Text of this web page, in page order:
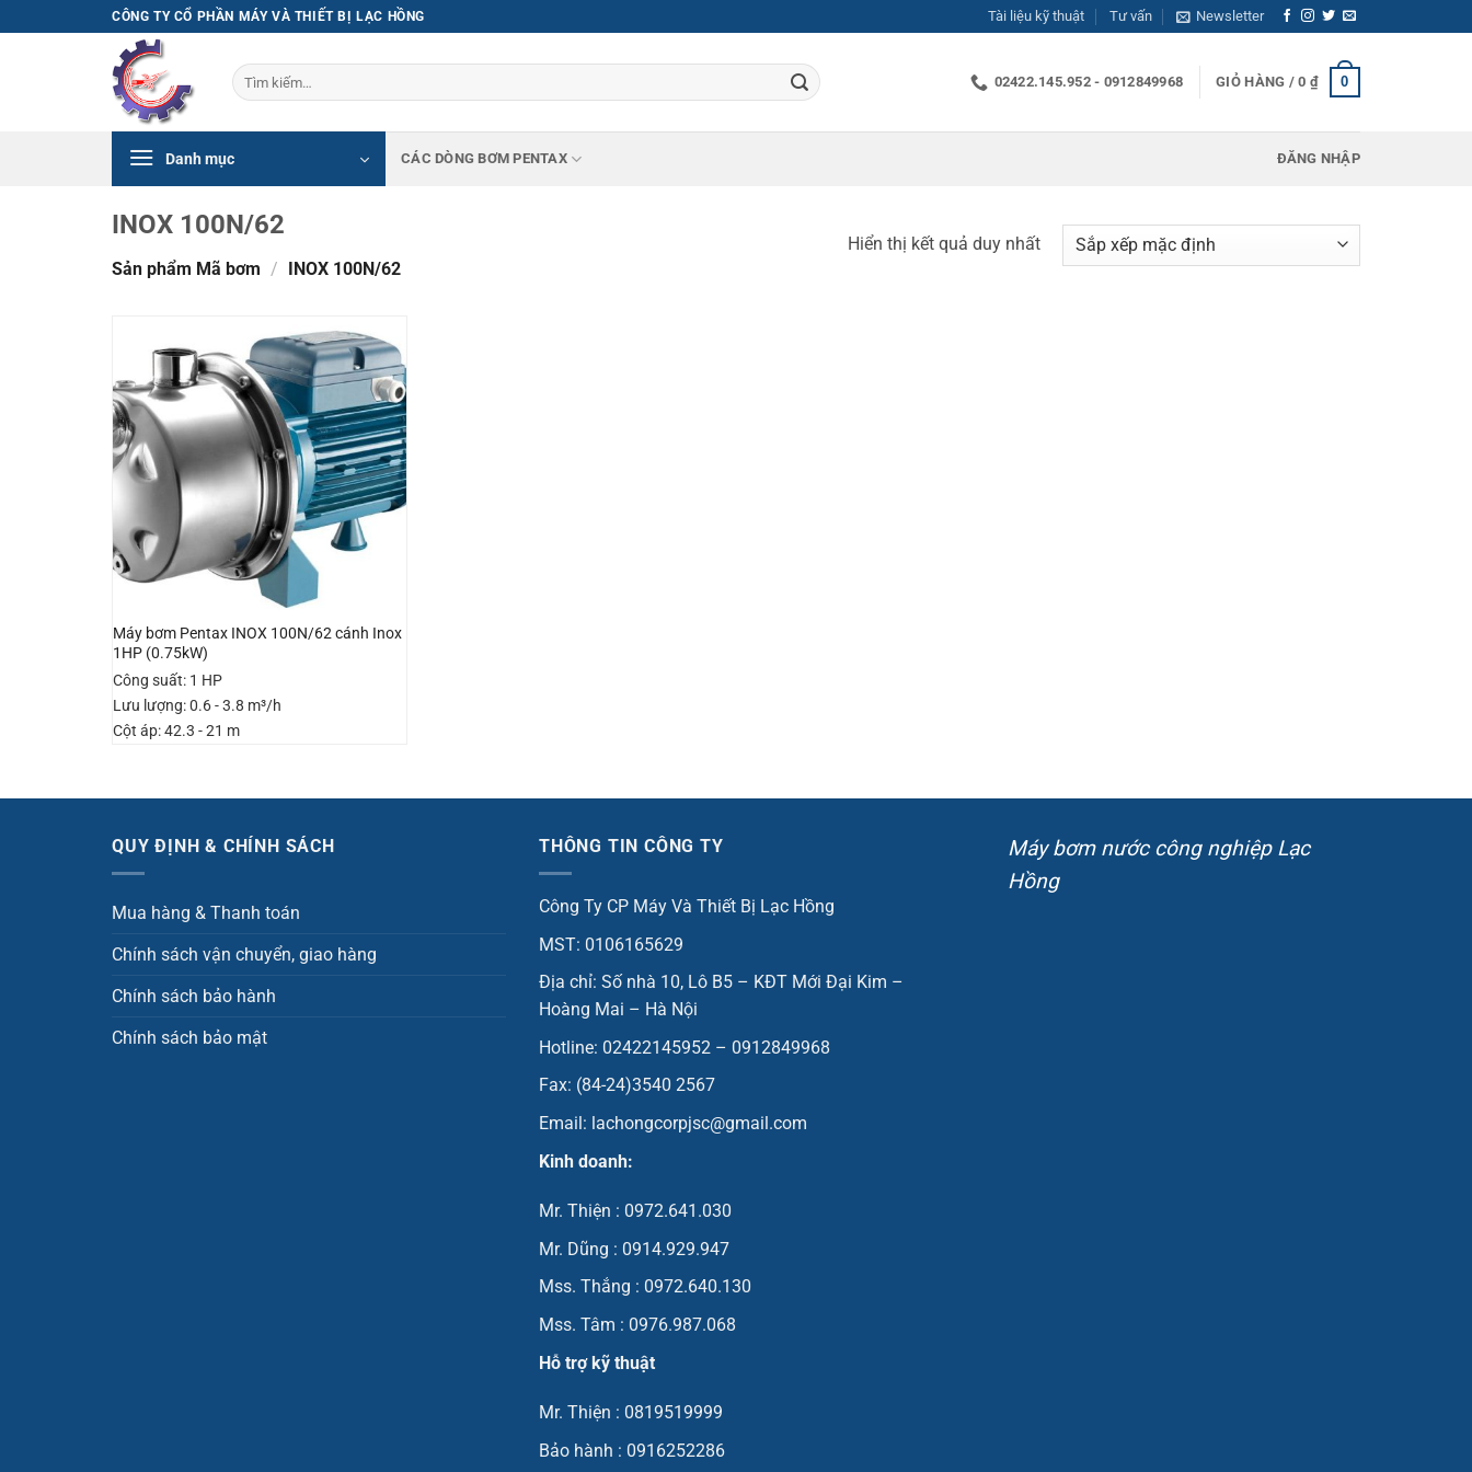
qua
CÔNG TY CỔ PHẦN MÁY VÀ THIẾT BỊ LẠC HỒNG Tài liệu kỹ thuật Tư vấn Newsletter
Tìm
kiếm:
02422.145.952 - 0912849968 GIỎ HÀNG /0 ₫ 0
Danh mục CÁC DÒNG BƠM PENTAX ĐĂNG NHẬP
INOX 100N/62
Sản phẩm Mã bơm / INOX 100N/62
Hiển thị kết quả duy nhất
Máy bơm Pentax INOX 100N/62 cánh Inox
1HP (0.75kW)
Công suất: 1 HP
Lưu lượng: 0.6 - 3.8 m³/h
Cột áp: 42.3 - 21 m
QUY ĐỊNH & CHÍNH SÁCH
Mua hàng & Thanh toán
Chính sách vận chuyển, giao hàng
Chính sách bảo hành
Chính sách bảo mật
THÔNG TIN CÔNG TY
Công Ty CP Máy Và Thiết Bị Lạc Hồng
MST: 0106165629
Địa chỉ: Số nhà 10, Lô B5 – KĐT Mới Đại Kim –
Hoàng Mai – Hà Nội
Hotline: 02422145952 – 0912849968
Fax: (84-24)3540 2567
Email: lachongcorpjsc@gmail.com
Kinh doanh:
Mr. Thiện : 0972.641.030
Mr. Dũng : 0914.929.947
Mss. Thắng : 0972.640.130
Mss. Tâm : 0976.987.068
Hỗ trợ kỹ thuật
Mr. Thiện : 0819519999
Bảo hành : 0916252286
Máy bơm nước công nghiệp Lạc
Hồng